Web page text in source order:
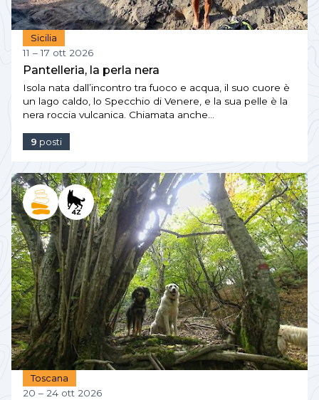
Sicilia
11 – 17 ott 2026
Pantelleria, la perla nera
Isola nata dall’incontro tra fuoco e acqua, il suo cuore è
un lago caldo, lo Specchio di Venere, e la sua pelle è la
nera roccia vulcanica. Chiamata anche…
9 posti
Toscana
20 – 24 ott 2026